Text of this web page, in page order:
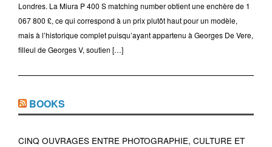
Londres. La Miura P 400 S matching number obtient une enchère de 1
067 800 £, ce qui correspond à un prix plutôt haut pour un modèle,
mais à l’historique complet puisqu’ayant appartenu à Georges De Vere,
filleul de Georges V, soutien […]
BOOKS
CINQ OUVRAGES ENTRE PHOTOGRAPHIE, CULTURE ET